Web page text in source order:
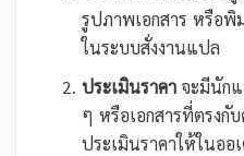
รูปภาพเอกสาร หรือพิ
ในระบบสั่งงานแปล
ประเมินราคา จะมีนัก
ๆ หรือเอกสารที่ตรงกั
ประเมินราคาให้ในออ